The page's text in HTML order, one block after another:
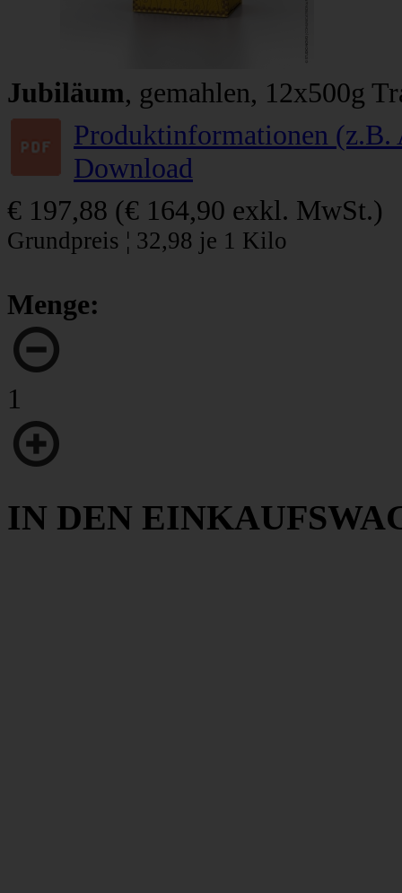
Jubiläum, gemahlen, 12x500g
Produktinformationen
Download
€ 197,88 (€ 164,90 exkl. MwSt.)
Grundpreis ¦ 32,98 je 1 Kilo
Menge:
1
IN DEN